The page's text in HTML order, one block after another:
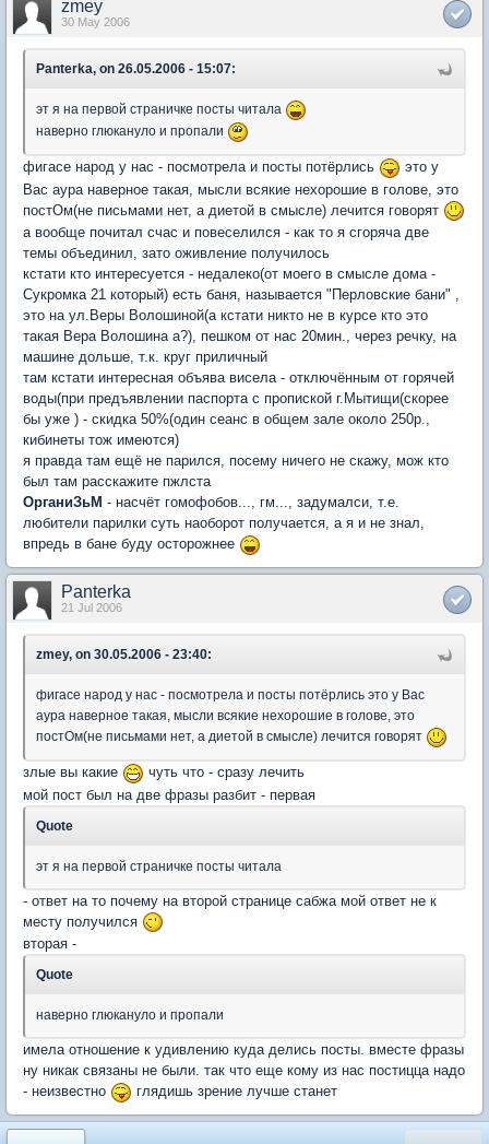
zmey
30 May 2006
Panterka, on 26.05.2006 - 15:07:
эт я на первой страничке посты читала
наверно глюкануло и пропали
фигасе народ у нас - посмотрела и посты потёрлись
это у
Вас аура наверное такая, мысли всякие нехорошие в голове, это
постОм(не письмами нет, а диетой в смысле) лечится говорят
а вообще почитал счас и повеселился - как то я сгоряча две
темы объединил, зато оживление получилось
кстати кто интересуется - недалеко(от моего в смысле дома -
Сукромка 21 который) есть баня, называется "Перловские бани" ,
это на ул.Веры Волошиной(а кстати никто не в курсе кто это
такая Вера Волошина а?), пешком от нас 20мин., через речку, на
машине дольше, т.к. круг приличный
там кстати интересная объява висела - отключённым от горячей
воды(при предъявлении паспорта с пропиской г.Мытищи(скорее
бы уже ) - скидка 50%(один сеанс в общем зале около 250р.,
кибинеты тож имеются)
я правда там ещё не парился, посему ничего не скажу, мож кто
был там расскажите пжлста
ОрганиЗьМ - насчёт гомофобов..., гм..., задумалси, т.е.
любители парилки суть наоборот получается, а я и не знал,
впредь в бане буду осторожнее
Panterka
21 Jul 2006
zmey, on 30.05.2006 - 23:40:
фигасе народ у нас - посмотрела и посты потёрлись это у Вас
аура наверное такая, мысли всякие нехорошие в голове, это
постОм(не письмами нет, а диетой в смысле) лечится говорят
злые вы какие
чуть что - сразу лечить
мой пост был на две фразы разбит - первая
Quote
эт я на первой страничке посты читала
- ответ на то почему на второй странице сабжа мой ответ не к
месту получился
вторая -
Quote
наверно глюкануло и пропали
имела отношение к удивлению куда делись посты. вместе фразы
ну никак связаны не были. так что еще кому из нас постицца надо
- неизвестно
глядишь зрение лучше станет